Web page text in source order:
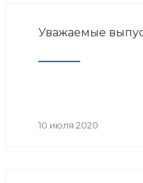
Уважаемые
10 июля 2020